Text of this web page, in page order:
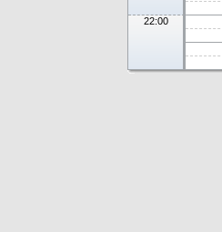
22:00